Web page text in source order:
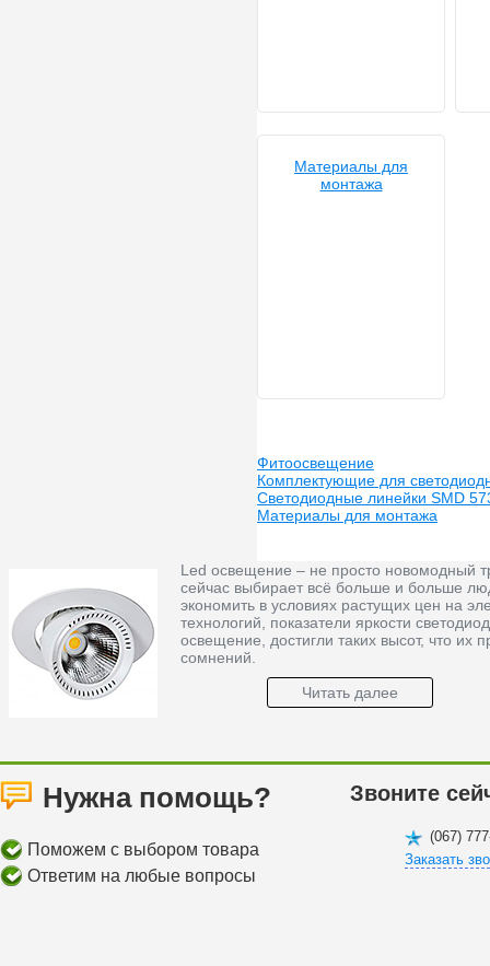
Материалы для
монтажа
Фитоосвещение
Комплектующие для
Светодиодные линейки SMD
Материалы для монтажа
Led освещение – не просто новомодный
сейчас выбирает всё больше и больше
экономить в условиях растущих цен на
технологий, показатели яркости
освещение, достигли таких высот, что их
сомнений.
Читать далее
Нужна помощь?
Поможем с выбором товара
Ответим на любые вопросы
Звоните
(067)
Заказать